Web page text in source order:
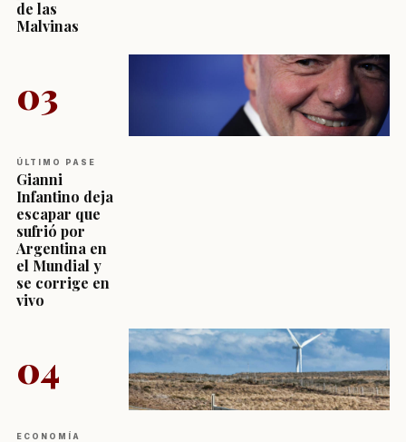
de las
Malvinas
03
ÚLTIMO PASE
Gianni
Infantino deja
escapar que
sufrió por
Argentina en
el Mundial y
se corrige en
vivo
04
ECONOMÍA